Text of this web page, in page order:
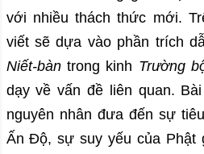
với nhiều thách thức mới.
viết sẽ dựa vào phần trích
Niết-bàntrong kinh Trường
dạy về vấn đề liên quan.
nguyên nhân đưa đến sự
Ấn Độ, sự suy yếu của Phật